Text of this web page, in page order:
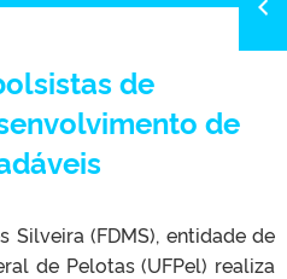
de
de
Silveira (FDMS), entidade de
de Pelotas (UFPel) realiza